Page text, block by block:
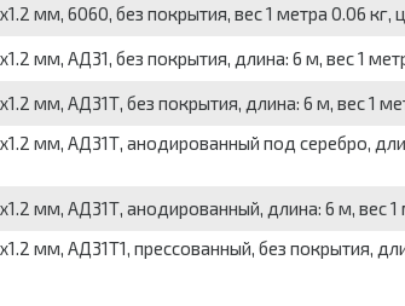
мм, 6060, без покрытия, вес 1 метра 0.06 кг,
мм, АД31, без покрытия, длина: 6 м, вес 1
мм, АД31Т, без покрытия, длина: 6 м, вес 1
мм, АД31Т, анодированный под серебро,
мм, АД31Т, анодированный, длина: 6 м, вес 1
мм, АД31Т1, прессованный, без покрытия,